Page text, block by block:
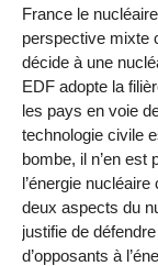
France le
perspective mixte
décide à une
EDF adopte la
les pays en voie
technologie civile
bombe, il n’en
l’énergie
deux aspects du
justifie de
d’opposants à